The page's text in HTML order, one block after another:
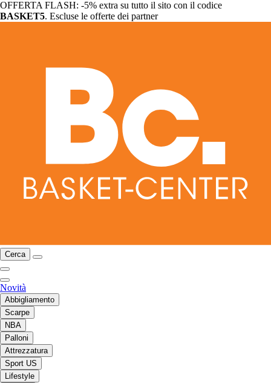
OFFERTA FLASH: -5% extra su tutto il sito con il codice
BASKET5. Escluse le offerte dei partner
Cerca
Novità
Abbigliamento
Scarpe
NBA
Palloni
Attrezzatura
Sport US
Lifestyle